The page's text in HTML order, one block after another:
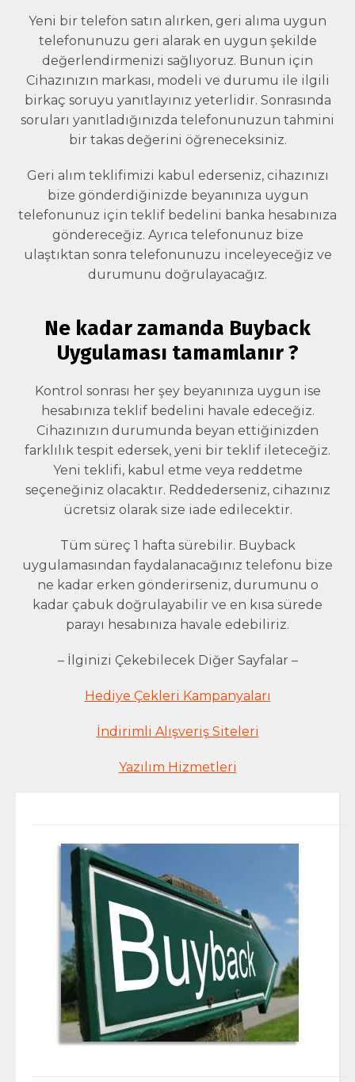
Yeni bir telefon satın alırken, geri alıma uygun
telefonunuzu geri alarak en uygun şekilde
değerlendirmenizi sağlıyoruz. Bunun için
Cihazınızın markası, modeli ve durumu ile ilgili
birkaç soruyu yanıtlayınız yeterlidir. Sonrasında
soruları yanıtladığınızda telefonunuzun tahmini
bir takas değerini öğreneceksiniz.
Geri alım teklifimizi kabul ederseniz, cihazınızı
bize gönderdiğinizde beyanınıza uygun
telefonunuz için teklif bedelini banka hesabınıza
göndereceğiz. Ayrıca telefonunuz bize
ulaştıktan sonra telefonunuzu inceleyeceğiz ve
durumunu doğrulayacağız.
Ne kadar zamanda Buyback
Uygulaması tamamlanır ?
Kontrol sonrası her şey beyanınıza uygun ise
hesabınıza teklif bedelini havale edeceğiz.
Cihazınızın durumunda beyan ettiğinizden
farklılık tespit edersek, yeni bir teklif ileteceğiz.
Yeni teklifi, kabul etme veya reddetme
seçeneğiniz olacaktır. Reddederseniz, cihazınız
ücretsiz olarak size iade edilecektir.
Tüm süreç 1 hafta sürebilir. Buyback
uygulamasından faydalanacağınız telefonu bize
ne kadar erken gönderirseniz, durumunu o
kadar çabuk doğrulayabilir ve en kısa sürede
parayı hesabınıza havale edebiliriz.
– İlginizi Çekebilecek Diğer Sayfalar –
Hediye Çekleri Kampanyaları
İndirimli Alışveriş Siteleri
Yazılım Hizmetleri